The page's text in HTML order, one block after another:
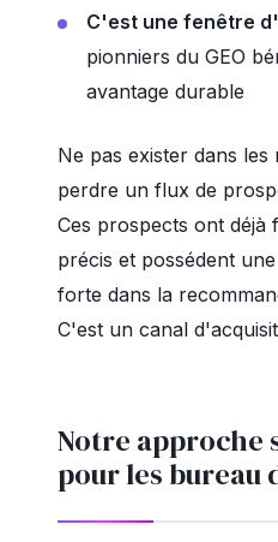
C'est une fenêtre
pionniers du GEO
avantage durable
Ne pas exister dans
perdre un flux de
Ces prospects ont déjà
précis et possédent
forte dans la
C'est un canal
Notre approche
pour les bureau